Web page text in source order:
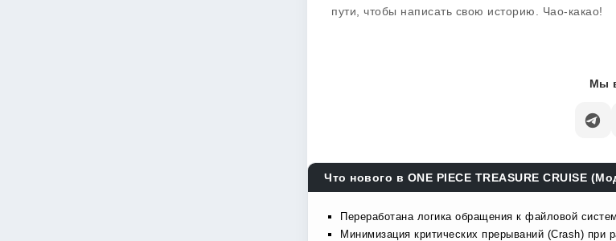
пути, чтобы написать свою историю. Чао-какао!
Мы
Что нового в ONE PIECE TREASURE CRUISE
Переработана логика обращения к файловой
Минимизация критических прерываний (Crash) при